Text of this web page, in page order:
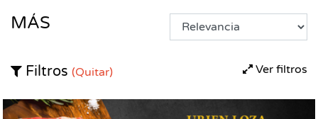
MÁS
Ver filtros
Filtros (Quitar)